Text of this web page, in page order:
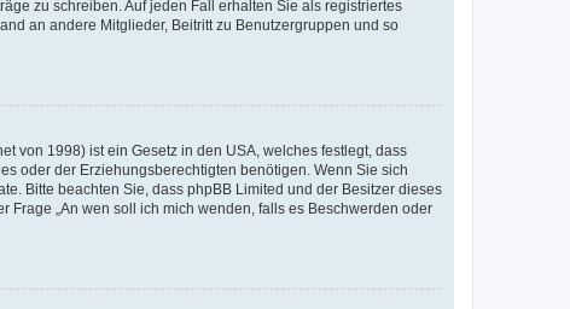
zu schreiben. Auf jeden Fall erhalten Sie als registriertes
an andere Mitglieder, Beitritt zu Benutzergruppen und so
von 1998) ist ein Gesetz in den USA, welches festlegt, dass
oder der Erziehungsberechtigten benötigen. Wenn Sie sich
Bitte beachten Sie, dass phpBB Limited und der Besitzer dieses
„An wen soll ich mich wenden, falls es Beschwerden oder